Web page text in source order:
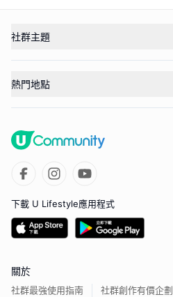
社群主題
熱門地點
下載 U Lifestyle應用程式
關於
社群最強使用指南 社群創作有價企劃